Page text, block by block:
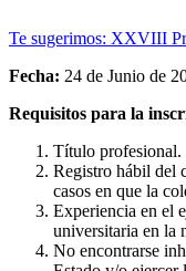
Te sugerimos: XXVIII
Fecha: 24 de Junio de
Requisitos para la
Título profesional.
Registro hábil del
casos en que la
Experiencia en el
universitaria en la
No encontrarse